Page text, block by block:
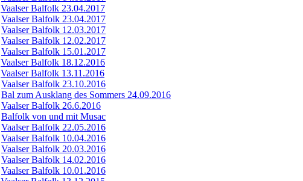
Vaalser Balfolk 23.04.2017
Vaalser Balfolk 23.04.2017
Vaalser Balfolk 12.03.2017
Vaalser Balfolk 12.02.2017
Vaalser Balfolk 15.01.2017
Vaalser Balfolk 18.12.2016
Vaalser Balfolk 13.11.2016
Vaalser Balfolk 23.10.2016
Bal zum Ausklang des Sommers 24.09.2016
Vaalser Balfolk 26.6.2016
Balfolk von und mit Musac
Vaalser Balfolk 22.05.2016
Vaalser Balfolk 10.04.2016
Vaalser Balfolk 20.03.2016
Vaalser Balfolk 14.02.2016
Vaalser Balfolk 10.01.2016